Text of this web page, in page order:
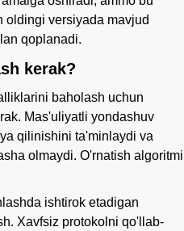
oldingi versiyada mavjud
qoplanadi.
kerak?
baholash uchun
Mas'uliyatli yondashuv
qilinishini ta'minlaydi va
olmaydi. O'rnatish algoritmi
ishtirok etadigan
Xavfsiz protokolni qo'llab-